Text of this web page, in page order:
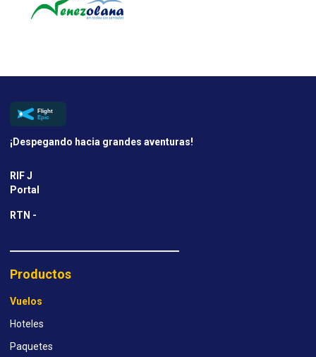
¡Despegando hacia grandes aventuras!
RIF J
Portal
RTN -
Productos
Vuelos
Hoteles
Paquetes